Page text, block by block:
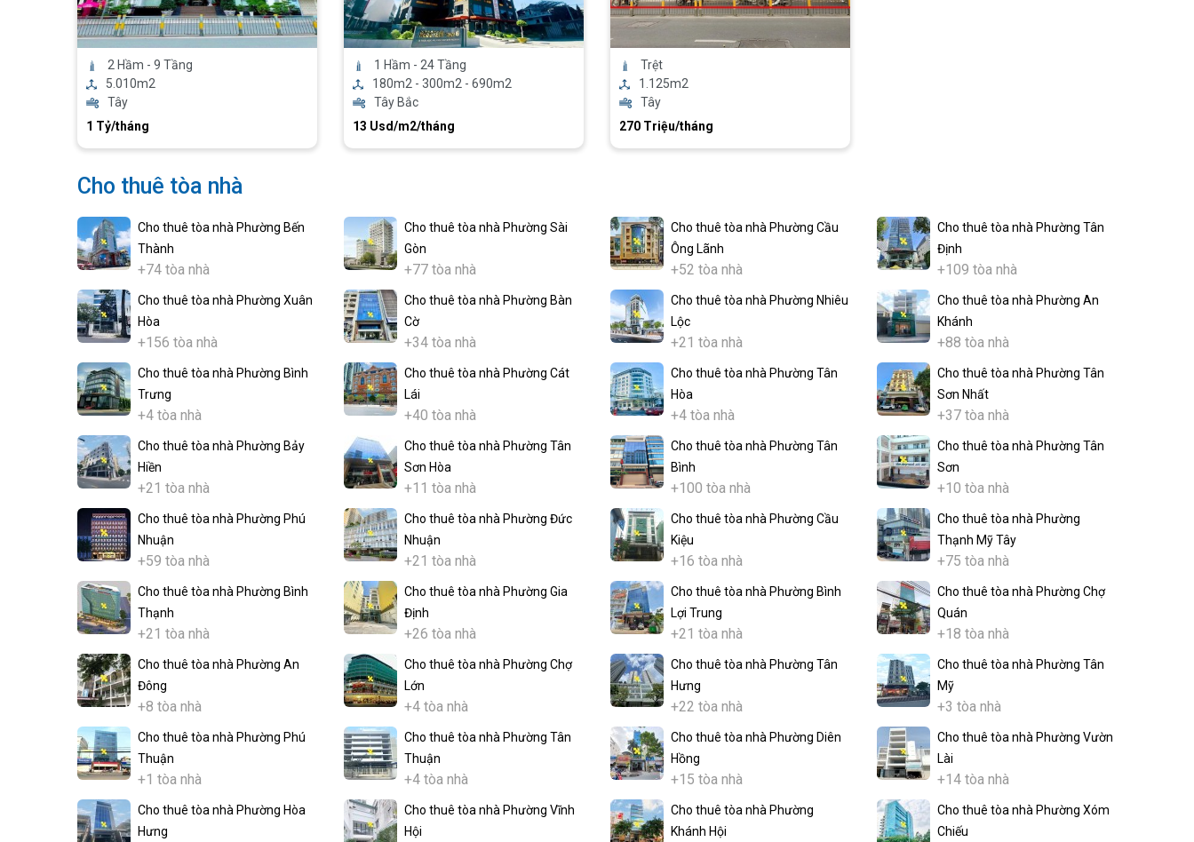
2 Hầm - 9 Tầng
5.010m2
Tây
1 Tỷ/tháng
1 Hầm - 24 Tầng
180m2 - 300m2 - 690m2
Tây Bắc
13 Usd/m2/tháng
Trệt
1.125m2
Tây
270 Triệu/tháng
Cho thuê tòa nhà
Cho thuê tòa nhà Phường Bến
Thành
+74 tòa nhà
Cho thuê tòa nhà Phường Sài
Gòn
+77 tòa nhà
Cho thuê tòa nhà Phường Cầu
Ông Lãnh
+52 tòa nhà
Cho thuê tòa nhà Phường Tân
Định
+109 tòa nhà
Cho thuê tòa nhà Phường Xuân
Hòa
+156 tòa nhà
Cho thuê tòa nhà Phường Bàn
Cờ
+34 tòa nhà
Cho thuê tòa nhà Phường Nhiêu
Lộc
+21 tòa nhà
Cho thuê tòa nhà Phường An
Khánh
+88 tòa nhà
Cho thuê tòa nhà Phường Bình
Trưng
+4 tòa nhà
Cho thuê tòa nhà Phường Cát
Lái
+40 tòa nhà
Cho thuê tòa nhà Phường Tân
Hòa
+4 tòa nhà
Cho thuê tòa nhà Phường Tân
Sơn Nhất
+37 tòa nhà
Cho thuê tòa nhà Phường Bảy
Hiền
+21 tòa nhà
Cho thuê tòa nhà Phường Tân
Sơn Hòa
+11 tòa nhà
Cho thuê tòa nhà Phường Tân
Bình
+100 tòa nhà
Cho thuê tòa nhà Phường Tân
Sơn
+10 tòa nhà
Cho thuê tòa nhà Phường Phú
Nhuận
+59 tòa nhà
Cho thuê tòa nhà Phường Đức
Nhuận
+21 tòa nhà
Cho thuê tòa nhà Phường Cầu
Kiệu
+16 tòa nhà
Cho thuê tòa nhà Phường
Thạnh Mỹ Tây
+75 tòa nhà
Cho thuê tòa nhà Phường Bình
Thạnh
+21 tòa nhà
Cho thuê tòa nhà Phường Gia
Định
+26 tòa nhà
Cho thuê tòa nhà Phường Bình
Lợi Trung
+21 tòa nhà
Cho thuê tòa nhà Phường Chợ
Quán
+18 tòa nhà
Cho thuê tòa nhà Phường An
Đông
+8 tòa nhà
Cho thuê tòa nhà Phường Chợ
Lớn
+4 tòa nhà
Cho thuê tòa nhà Phường Tân
Hưng
+22 tòa nhà
Cho thuê tòa nhà Phường Tân
Mỹ
+3 tòa nhà
Cho thuê tòa nhà Phường Phú
Thuận
+1 tòa nhà
Cho thuê tòa nhà Phường Tân
Thuận
+4 tòa nhà
Cho thuê tòa nhà Phường Diên
Hồng
+15 tòa nhà
Cho thuê tòa nhà Phường Vườn
Lài
+14 tòa nhà
Cho thuê tòa nhà Phường Hòa
Hưng
Cho thuê tòa nhà Phường Vĩnh
Hội
Cho thuê tòa nhà Phường
Khánh Hội
Cho thuê tòa nhà Phường Xóm
Chiếu